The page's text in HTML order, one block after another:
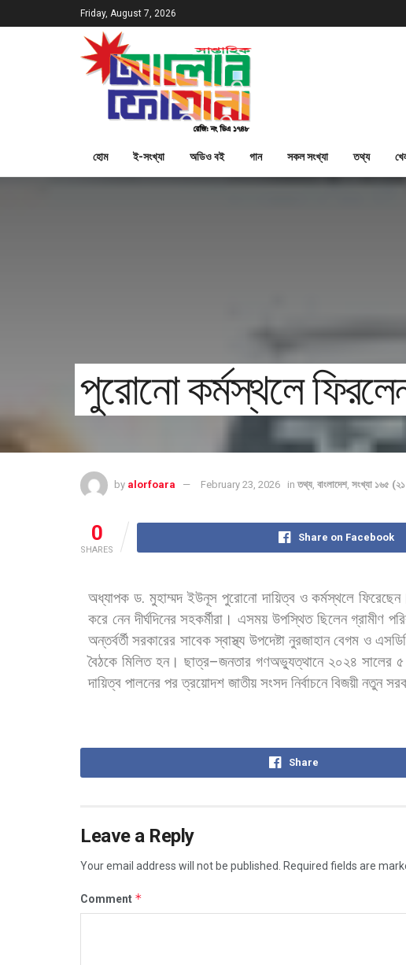
Friday, August 7, 2026
হোম ই-সংখ্যা অডিও বই গান সকল সংখ্যা তথ্য
পুরোনো কর্মস্থলে
by alorfoara February 23, 2026 in তথ্য, বাংলাদেশ, সংখ্যা ১৬৫
0
SHARES
Share on Facebook
অধ্যাপক ড. মুহাম্মদ ইউনূস পুরোনো দায়িত্ব ও কর্মস্থলে
করে নেন দীর্ঘদিনের সহকর্মীরা। এসময় উপস্থিত ছিলেন গ্রামীণ
অন্তর্বর্তী সরকারের সাবেক স্বাস্থ্য উপদেষ্টা নুরজাহান বেগম ও
বৈঠকে মিলিত হন। ছাত্র–জনতার গণঅভ্যুত্থানে ২০২৪ সালের ৫
দায়িত্ব পালনের পর ত্রয়োদশ জাতীয় সংসদ নির্বাচনে বিজয়ী নতুন
Share
Leave a Reply
Your email address will not be published. Required fields are
Comment *